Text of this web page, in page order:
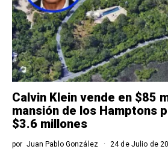
Calvin Klein vende en $85
mansión de los Hamptons
$3.6 millones
por Juan Pablo González 24 de Julio de